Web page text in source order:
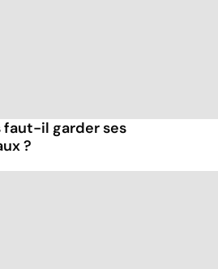
il garder ses
?